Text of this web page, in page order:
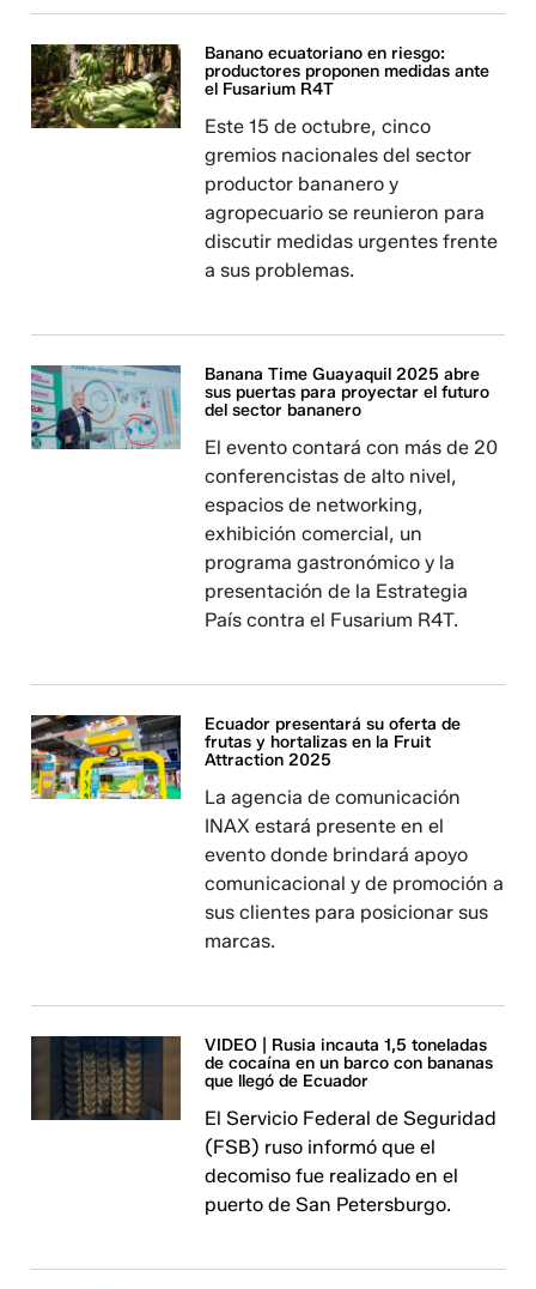
Banano ecuatoriano en riesgo:
productores proponen medidas ante
el Fusarium R4T
Este 15 de octubre, cinco
gremios nacionales del sector
productor bananero y
agropecuario se reunieron para
discutir medidas urgentes frente
a sus problemas.
Banana Time Guayaquil 2025 abre
sus puertas para proyectar el futuro
del sector bananero
El evento contará con más de 20
conferencistas de alto nivel,
espacios de networking,
exhibición comercial, un
programa gastronómico y la
presentación de la Estrategia
País contra el Fusarium R4T.
Ecuador presentará su oferta de
frutas y hortalizas en la Fruit
Attraction 2025
La agencia de comunicación
INAX estará presente en el
evento donde brindará apoyo
comunicacional y de promoción a
sus clientes para posicionar sus
marcas.
VIDEO | Rusia incauta 1,5 toneladas
de cocaína en un barco con bananas
que llegó de Ecuador
El Servicio Federal de Seguridad
(FSB) ruso informó que el
decomiso fue realizado en el
puerto de San Petersburgo.